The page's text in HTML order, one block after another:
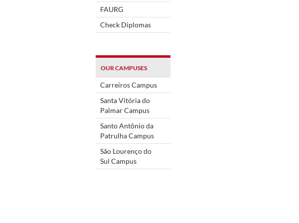
FAURG
Check Diplomas
OUR CAMPUSES
Carreiros Campus
Santa Vitória do
Palmar Campus
Santo Antônio da
Patrulha Campus
São Lourenço do
Sul Campus